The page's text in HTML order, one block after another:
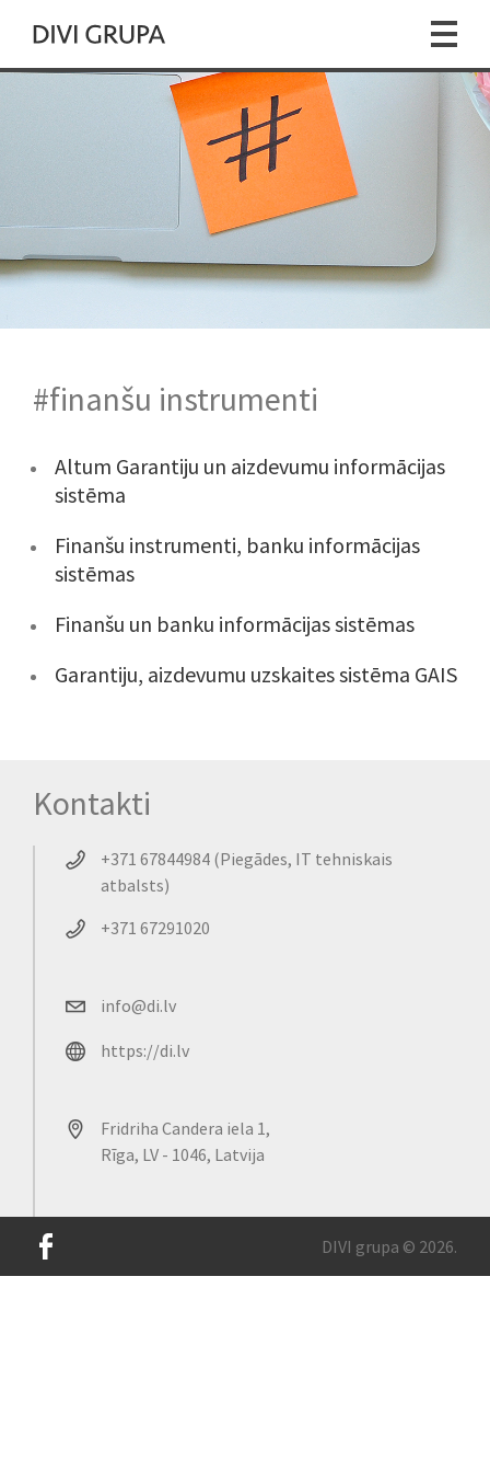
#finanšu instrumenti
Altum Garantiju un aizdevumu informācijas
sistēma
Finanšu instrumenti, banku informācijas
sistēmas
Finanšu un banku informācijas sistēmas
Garantiju, aizdevumu uzskaites sistēma GAIS
Kontakti
+371 67844984 (Piegādes, IT tehniskais
atbalsts)
+371 67291020
info@di.lv
https://di.lv
Fridriha Candera iela 1,
Rīga, LV - 1046, Latvija
DIVI grupa © 2026.